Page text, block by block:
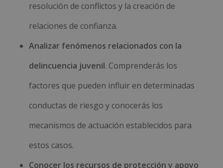
resolución de conflictos y la creación de
relaciones de confianza.
Analizar fenómenos relacionados con la
delincuencia juvenil. Comprenderás los
factores que pueden influir en determinadas
conductas de riesgo y conocerás los
mecanismos de actuación establecidos para
estos casos.
Conocer los recursos de protección y apoyo